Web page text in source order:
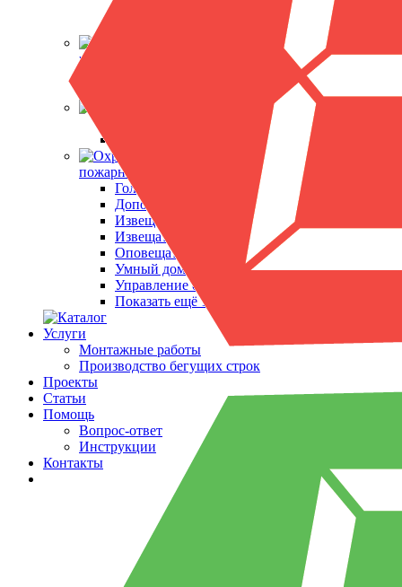
Кабельная
продукция и периферия
Кабельно-проводниковая продукция
Металлодетекторы
Арочные металлодетекторы
Ручные металлодетекторы
Охранно-
пожарная сигнализация
Головные блоки
Дополнительное оборудование
Извещатели охранные
Извещатели пожарные
Оповещатели
Умный дом
Управление отоплением
Показать ещё 1
Услуги
Монтажные работы
Производство бегущих строк
Проекты
Статьи
Помощь
Вопрос-ответ
Инструкции
Контакты